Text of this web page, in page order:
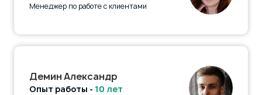
Менеджер по работе с клиентами
Демин Александр
Опыт работы - 10 лет